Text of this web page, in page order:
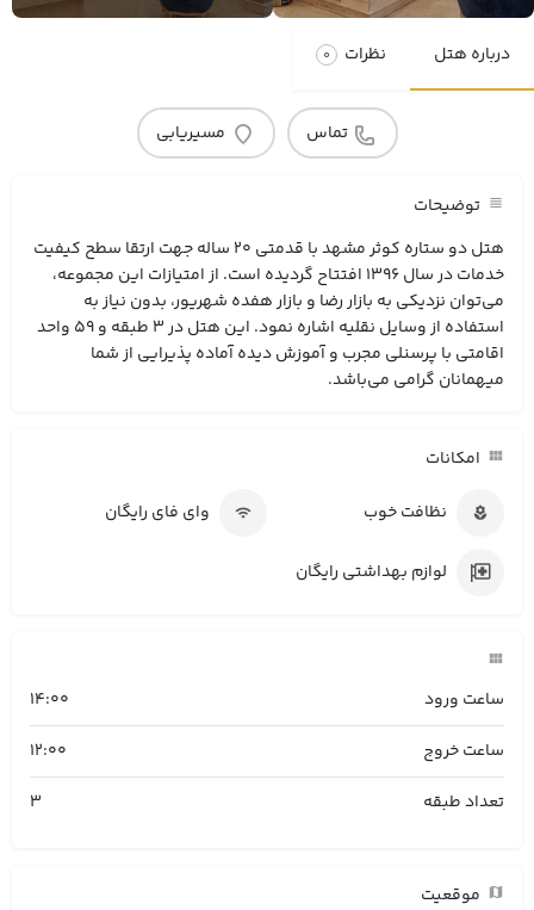
درباره هتل نظرات 0
تماس مسیریابی
توضیحات
هتل دو ستاره کوثر مشهد با قدمتی 20 ساله جهت ارتقا سطح کیفیت
خدمات در سال 1396 افتتاح گردیده است. از امتیازات این مجموعه،
می‌توان نزدیکی به بازار رضا و بازار هفده شهریور، بدون نیاز به
استفاده از وسایل نقلیه اشاره نمود. این هتل در 3 طبقه و 59 واحد
اقامتی با پرسنلی مجرب و آموزش دیده آماده پذیرایی از شما
میهمانان گرامی می‌باشد.
امکانات
نظافت خوب وای فای رایگان
لوازم بهداشتی رایگان
ساعت ورود
14:00
ساعت خروج
12:00
تعداد طبقه
3
موقعیت